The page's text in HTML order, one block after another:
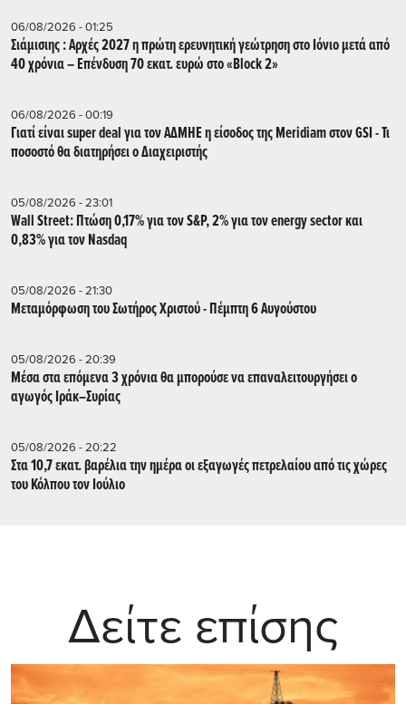
06/08/2026 - 01:25
Σιάμισιης : Αρχές 2027 η πρώτη ερευνητική γεώτρηση στο Ιόνιο μετά από
40 χρόνια – Επένδυση 70 εκατ. ευρώ στο «Block 2»
06/08/2026 - 00:19
Γιατί είναι super deal για τον ΑΔΜΗΕ η είσοδος της Meridiam στον GSI - Τι
ποσοστό θα διατηρήσει ο Διαχειριστής
05/08/2026 - 23:01
Wall Street: Πτώση 0,17% για τον S&P, 2% για τον energy sector και
0,83% για τον Nasdaq
05/08/2026 - 21:30
Μεταμόρφωση του Σωτήρος Χριστού - Πέμπτη 6 Αυγούστου
05/08/2026 - 20:39
Mέσα στα επόμενα 3 χρόνια θα μπορούσε να επαναλειτουργήσει o
αγωγός Ιράκ–Συρίας
05/08/2026 - 20:22
Στα 10,7 εκατ. βαρέλια την ημέρα οι εξαγωγές πετρελαίου από τις χώρες
του Κόλπου τον Ιούλιο
Δείτε επίσης